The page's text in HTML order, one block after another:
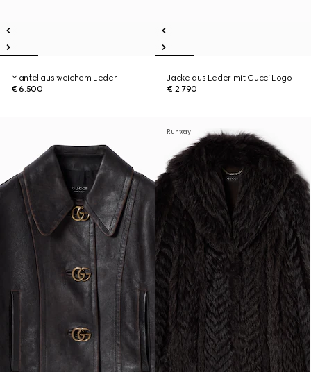
Mantel aus weichem Leder
€ 6.500
Jacke aus Leder mit Gucci Logo
€ 2.790
Runway